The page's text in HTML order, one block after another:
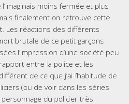
moins fermée et plus
finalement on retrouve cette
Les réactions des différents
brutale de ce petit garçons
l’impression d’une société peu
entre la police et les
de ce que j’ai l’habitude de
(ou de voir dans les séries
personnage du policier très